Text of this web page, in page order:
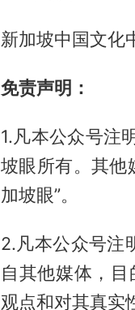
新加坡中国文化
免责声明：
1.凡本公众号注
坡眼所有。其他
加坡眼”。
2.凡本公众号注
自其他媒体，
观点和对其真实